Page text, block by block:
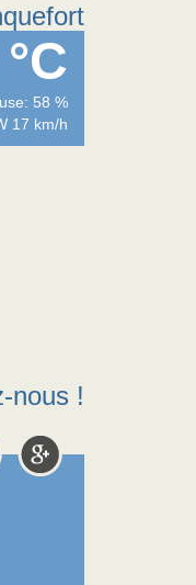
58 %
17 km/h
nous !